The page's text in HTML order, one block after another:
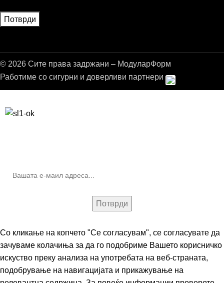
© 2026 Сите права задржани – МодуларФорм
Работиме со сигурни и доверливи партнери
Со кликање на копчето "Се согласувам", се согласувате да
зачуваме колачиња за да го подобриме Вашето корисничко
искуство преку анализа на употребата на веб-страната,
подобрување на навигацијата и прикажување на